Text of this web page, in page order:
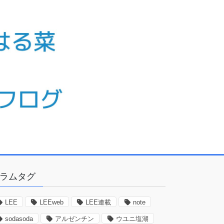
ムタグ
LEE LEEweb LEE連載 note
sodasoda アルゼンチン ウユニ塩湖